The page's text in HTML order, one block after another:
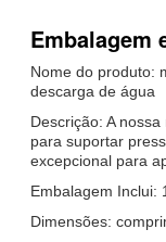
Embalagem
Nome do produto:
descarga de água
Descrição: A
para suportar
excepcional para
Embalagem Inclui:
Dimensões: